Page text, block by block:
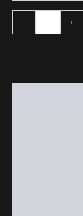
- +